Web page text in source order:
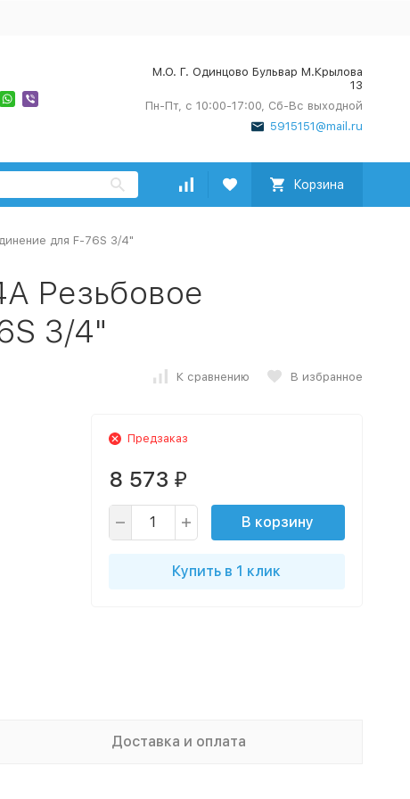
М.О. Г. Одинцово Бульвар М.Крылова
13
Пн-Пт, с 10:00-17:00, Сб-Вс выходной
5915151@mail.ru
Корзина
для F-76S 3/4"
Резьбовое
3/4"
К сравнению В избранное
Предзаказ
8 573 ₽
В корзину
Купить в 1 клик
Доставка и оплата